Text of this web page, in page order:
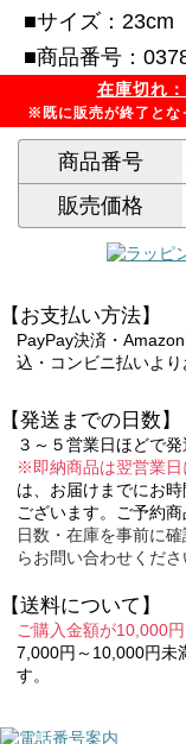
■サイズ：23cm
■商品番号：
在庫切れ
※既に販売が終了とな
商品番号
販売価格
【お支払い方法】
PayPay決済・
込・コンビニ払いより
【発送までの日数】
３～５営業日ほどで発
※即納商品は翌営業日
は、お届けまでにお
ございます。ご予約
日数・在庫を事前に
らお問い合わせくださ
【送料について】
ご購入金額が10,000円
7,000円～10,000円未
す。